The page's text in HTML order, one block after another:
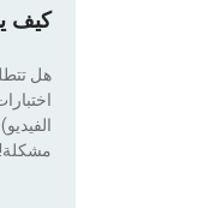
كيف
هل
مشكلة!